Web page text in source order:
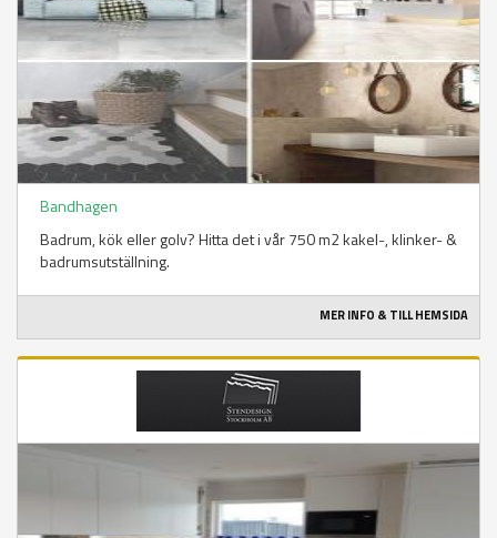
Bandhagen
Badrum, kök eller golv? Hitta det i vår 750 m2 kakel-, klinker- &
badrumsutställning.
MER INFO & TILL HEMSIDA